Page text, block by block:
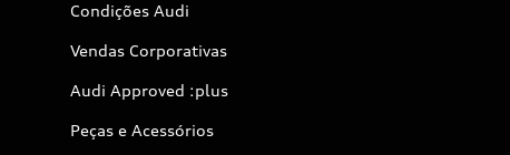
Condições Audi
Vendas Corporativas
Audi Approved :plus
Peças e Acessórios